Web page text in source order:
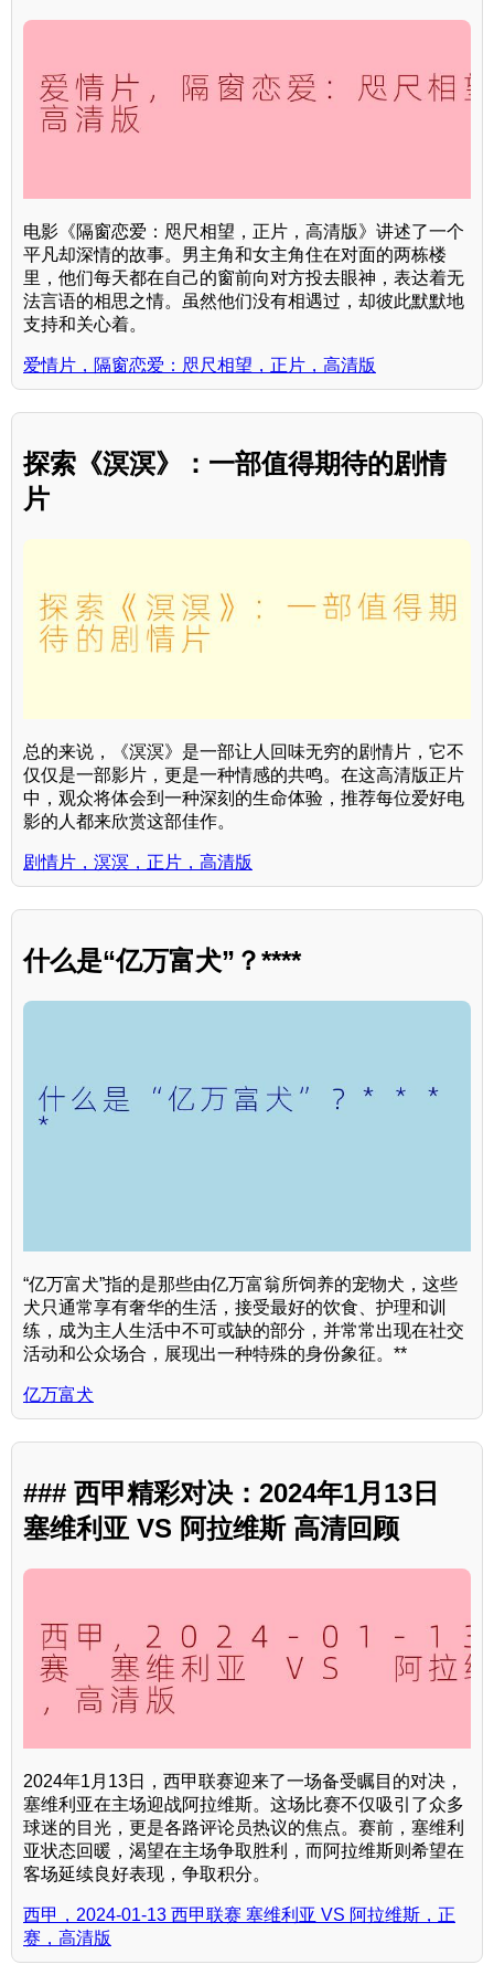
电影《隔窗恋爱：咫尺相望，正片，高清版》讲述了一个
平凡却深情的故事。男主角和女主角住在对面的两栋楼
里，他们每天都在自己的窗前向对方投去眼神，表达着无
法言语的相思之情。虽然他们没有相遇过，却彼此默默地
支持和关心着。
爱情片，隔窗恋爱：咫尺相望，正片，高清版
探索《溟溟》：一部值得期待的剧情
片
总的来说，《溟溟》是一部让人回味无穷的剧情片，它不
仅仅是一部影片，更是一种情感的共鸣。在这高清版正片
中，观众将体会到一种深刻的生命体验，推荐每位爱好电
影的人都来欣赏这部佳作。
剧情片，溟溟，正片，高清版
什么是“亿万富犬”？****
“亿万富犬”指的是那些由亿万富翁所饲养的宠物犬，这些
犬只通常享有奢华的生活，接受最好的饮食、护理和训
练，成为主人生活中不可或缺的部分，并常常出现在社交
活动和公众场合，展现出一种特殊的身份象征。**
亿万富犬
### 西甲精彩对决：2024年1月13日
塞维利亚 VS 阿拉维斯 高清回顾
2024年1月13日，西甲联赛迎来了一场备受瞩目的对决，
塞维利亚在主场迎战阿拉维斯。这场比赛不仅吸引了众多
球迷的目光，更是各路评论员热议的焦点。赛前，塞维利
亚状态回暖，渴望在主场争取胜利，而阿拉维斯则希望在
客场延续良好表现，争取积分。
西甲，2024-01-13 西甲联赛 塞维利亚 VS 阿拉维斯，正
赛，高清版